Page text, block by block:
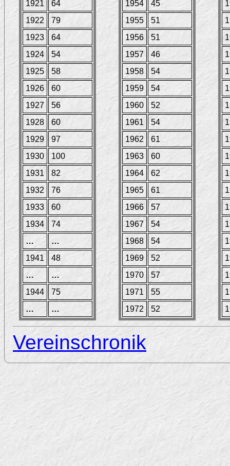
1921
64
1922
79
1923
64
1924
54
1925
58
1926
60
1927
56
1928
60
1929
97
1930
100
1931
82
1932
76
1933
60
1934
74
…
…
1941
48
…
…
1944
75
…
…
1954
45
1955
51
1956
51
1957
46
1958
54
1959
54
1960
52
1961
54
1962
61
1963
60
1964
62
1965
61
1966
57
1967
54
1968
54
1969
52
1970
57
1971
55
1972
52
Vereinschronik